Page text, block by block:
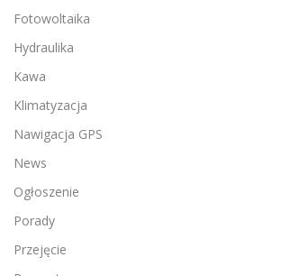
Fotowoltaika
Hydraulika
Kawa
Klimatyzacja
Nawigacja GPS
News
Ogłoszenie
Porady
Przejęcie